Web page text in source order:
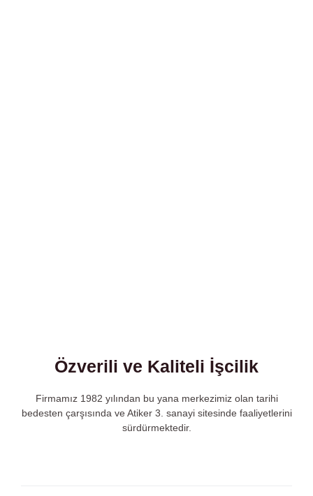
Özverili ve Kaliteli İşcilik
Firmamız 1982 yılından bu yana merkezimiz olan tarihi
bedesten çarşısında ve Atiker 3. sanayi sitesinde faaliyetlerini
sürdürmektedir.